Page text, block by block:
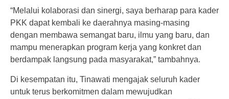
“Melalui kolaborasi dan sinergi, saya berharap para kader
PKK dapat kembali ke daerahnya masing-masing
dengan membawa semangat baru, ilmu yang baru, dan
mampu menerapkan program kerja yang konkret dan
berdampak langsung pada masyarakat,” tambahnya.
Di kesempatan itu, Tinawati mengajak seluruh kader
untuk terus berkomitmen dalam mewujudkan